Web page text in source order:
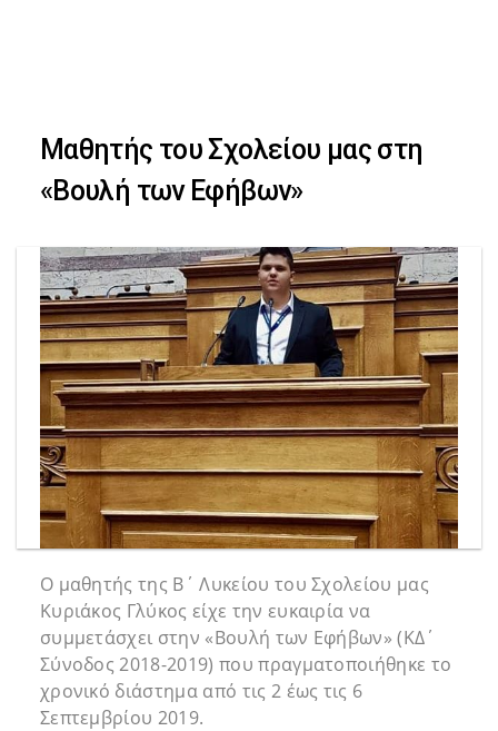
navigation
content
Μαθητής του Σχολείου μας στη
«Βουλή των Εφήβων»
Ο μαθητής της Β΄ Λυκείου του Σχολείου μας
Κυριάκος Γλύκος είχε την ευκαιρία να
συμμετάσχει στην «Βουλή των Εφήβων» (ΚΔ΄
Σύνοδος 2018-2019) που πραγματοποιήθηκε το
χρονικό διάστημα από τις 2 έως τις 6
Σεπτεμβρίου 2019.